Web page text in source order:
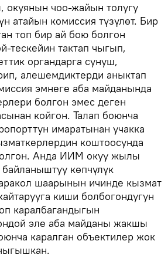
чоо-жайын толугу
атайын комиссия түзүлөт. Бир
топ бир ай бою болгон
тескейин тактап чыгып,
органдарга сунуш,
алешемдиктерди аныктап
эмнеге аба майданында
болгон эмес деген
койгон. Талап боюнча
имаратынан учакка
коштоосунда
Анда ИИМ окуу жылы
көпчүлүк
шаарынын ичинде кызмат
киши болбогондугун
каралбагандыгын
эле аба майданы жакшы
каралган объектилер жок